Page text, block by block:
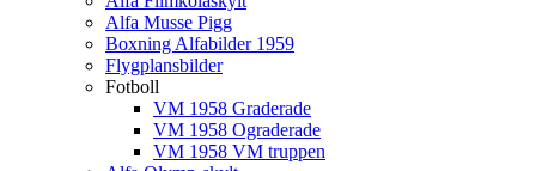
Alfa Musse Pigg
Boxning Alfabilder 1959
Flygplansbilder
Fotboll
VM 1958 Graderade
VM 1958 Ograderade
VM 1958 VM truppen